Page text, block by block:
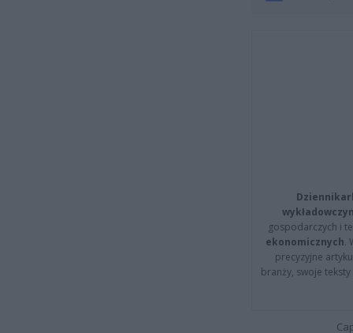
gospodarczych i
ekonomicznych.
precyzyjne
branży, swoje